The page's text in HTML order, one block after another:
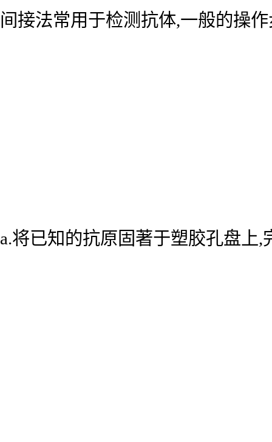
间接法常用于检测抗体,一般的操
a.将已知的抗原固著于塑胶孔盘上